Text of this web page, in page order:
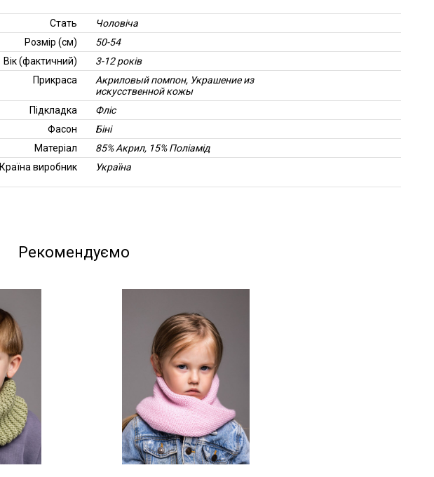
Стать
Чоловіча
Розмір (см)
50-54
Вік (фактичний)
3-12 років
Прикраса
Акриловый помпон, Украшение из
искусственной кожы
Підкладка
Фліс
Фасон
Біні
Матеріал
85% Акрил, 15% Поліамід
Країна виробник
Україна
Рекомендуємо